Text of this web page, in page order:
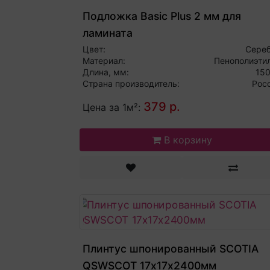
Подложка Basic Plus 2 мм для
ламината
Цвет:
Материал:
Длина, мм:
Страна производитель:
Цена за 1м²: 379 р.
В корзину
Плинтус шпонированный SCOTIA
QSWSCOT 17х17х2400мм